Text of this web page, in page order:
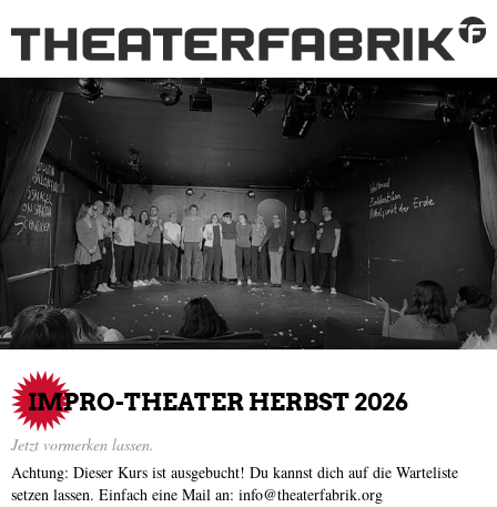
IMPRO-THEATER HERBST 2026
Jetzt vormerken lassen.
Achtung: Dieser Kurs ist ausgebucht! Du kannst dich auf die Warteliste
setzen lassen. Einfach eine Mail an: info@theaterfabrik.org